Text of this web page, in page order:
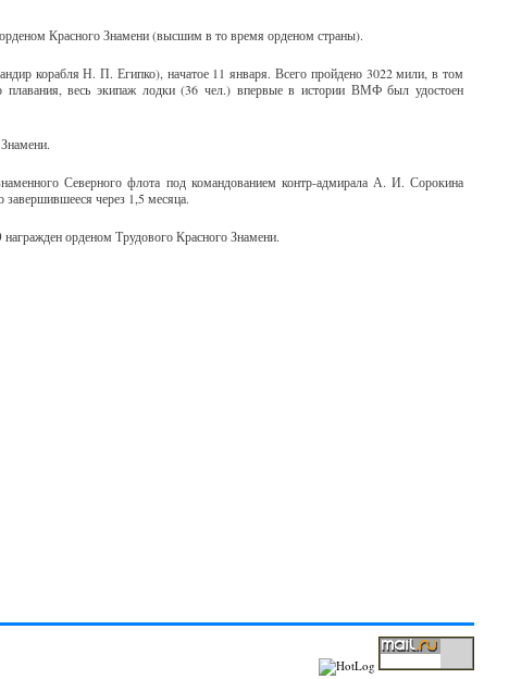
Красного Знамени (высшим в то время орденом страны).
корабля Н. П. Египко), начатое 11 января. Всего пройдено 3022 мили, в том
весь экипаж лодки (36 чел.) впервые в истории ВМФ был удостоен
Северного флота под командованием контр-адмирала А. И. Сорокина
через 1,5 месяца.
орденом Трудового Красного Знамени.